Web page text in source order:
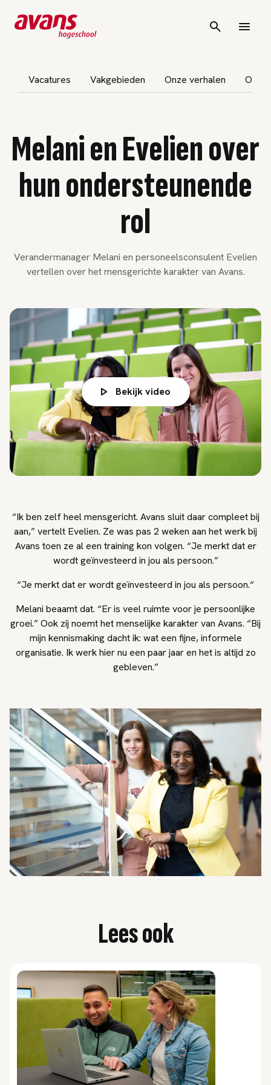
Vacatures
Vakgebieden Onze verhalen
Melani en Evelien over
hun ondersteunende
rol
Verandermanager Melani en personeelsconsulent Evelien
vertellen over het mensgerichte karakter van Avans.
Bekijk video
“Ik ben zelf heel mensgericht. Avans sluit daar compleet bij
aan,” vertelt Evelien. Ze was pas 2 weken aan het werk bij
Avans toen ze al een training kon volgen. “Je merkt dat er
wordt geïnvesteerd in jou als persoon.”
“Je merkt dat er wordt geïnvesteerd in jou als persoon.“
Melani beaamt dat. “Er is veel ruimte voor je persoonlijke
groei.” Ook zij noemt het menselijke karakter van Avans. “Bij
mijn kennismaking dacht ik: wat een fijne, informele
organisatie. Ik werk hier nu een paar jaar en het is altijd zo
gebleven.”
Lees ook